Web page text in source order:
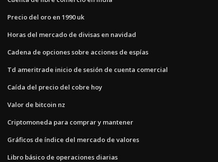
Precio del oro en 1990 uk
Horas del mercado de divisas en navidad
Cadena de opciones sobre acciones de espías
Td ameritrade inicio de sesión de cuenta comercial
Caída del precio del cobre hoy
Valor de bitcoin nz
Criptomoneda para comprar y mantener
Gráficos de índice del mercado de valores
Libro básico de operaciones diarias